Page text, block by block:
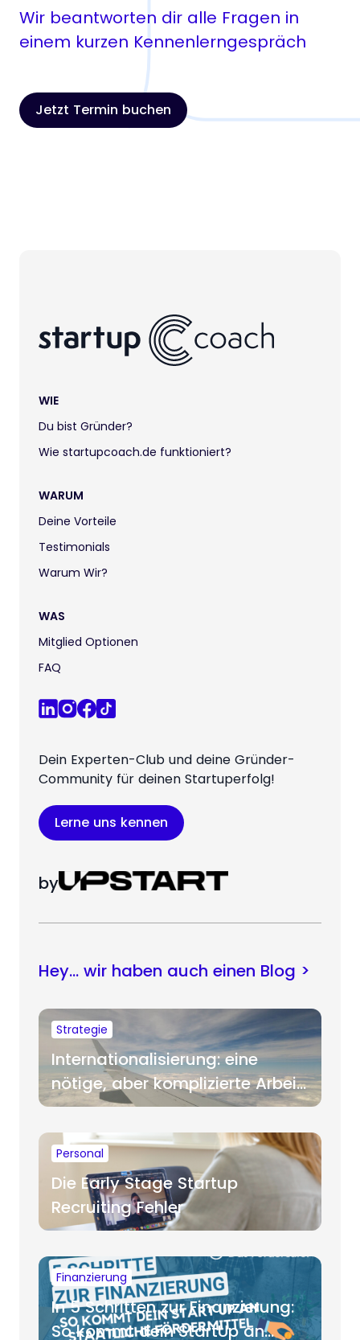
Wir beantworten dir alle Fragen in
einem kurzen Kennenlerngespräch
Jetzt Termin buchen
WIE
Du bist Gründer?
Wie startupcoach.de funktioniert?
WARUM
Deine Vorteile
Testimonials
Warum Wir?
WAS
Mitglied Optionen
FAQ
Dein Experten-Club und deine Gründer-
Community für deinen Startuperfolg!
Lerne uns kennen
by
Hey… wir haben auch einen Blog >
Strategie
Internationalisierung: eine
nötige, aber komplizierte Arbeit
für Startups
Personal
Die Early Stage Startup
Recruiting Fehler
Finanzierung
In 5 Schritten zur Finanzierung:
So kommt dein StartUp an